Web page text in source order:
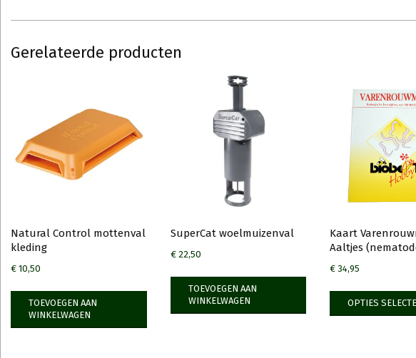
Gerelateerde producten
Natural Control mottenval
kleding
€ 10,50
TOEVOEGEN AAN
WINKELWAGEN
SuperCat woelmuizenval
€22,50
TOEVOEGEN AAN
WINKELWAGEN
Kaart
Aaltjes
€ 34,95
OPTIES